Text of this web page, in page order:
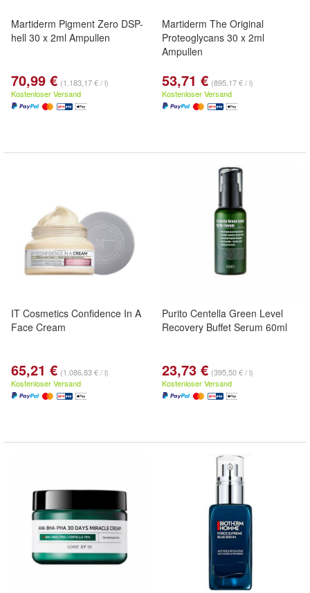
Martiderm Pigment Zero DSP-
hell 30 x 2ml Ampullen
70,99 € (1.183,17 € / l)
Kostenloser Versand
Martiderm The Original
Proteoglycans 30 x 2ml
Ampullen
53,71 € (895,17 € / l)
Kostenloser Versand
IT Cosmetics Confidence In A
Face Cream
65,21 € (1.086,83 € / l)
Kostenloser Versand
Purito Centella Green Level
Recovery Buffet Serum 60ml
23,73 € (395,50 € / l)
Kostenloser Versand